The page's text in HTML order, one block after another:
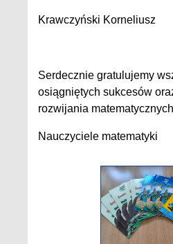
Krawczyński Korneliusz
Serdecznie gratulujemy
osiągniętych sukcesów
rozwijania
Nauczyciele matematyki